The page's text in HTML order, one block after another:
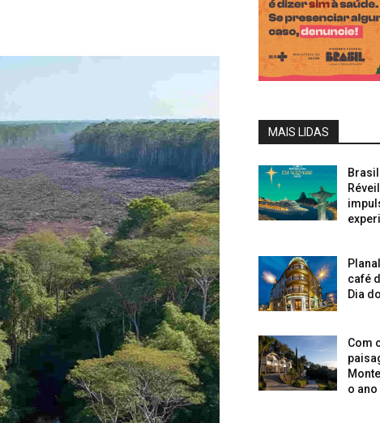
MAIS LIDAS
café
Dia
Com
o